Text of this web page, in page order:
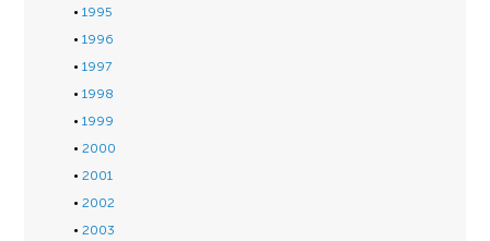
1995
1996
1997
1998
1999
2000
2001
2002
2003